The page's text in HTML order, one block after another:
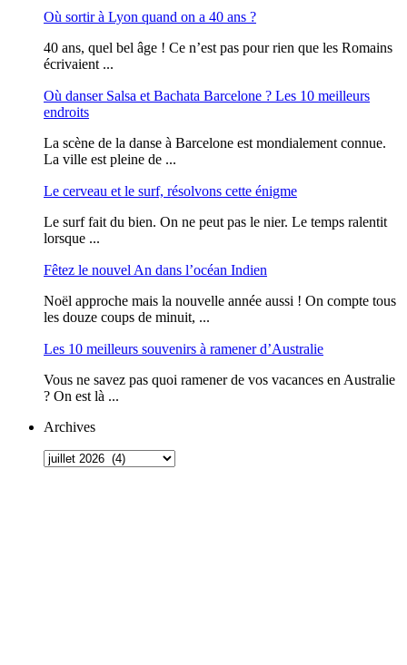
Où sortir à Lyon quand on a 40 ans ?
40 ans, quel bel âge ! Ce n’est pas pour rien que les Romains
écrivaient ...
Où danser Salsa et Bachata Barcelone ? Les 10 meilleurs
endroits
La scène de la danse à Barcelone est mondialement connue.
La ville est pleine de ...
Le cerveau et le surf, résolvons cette énigme
Le surf fait du bien. On ne peut pas le nier. Le temps ralentit
lorsque ...
Fêtez le nouvel An dans l’océan Indien
Noël approche mais la nouvelle année aussi ! On compte tous
les douze coups de minuit, ...
Les 10 meilleurs souvenirs à ramener d’Australie
Vous ne savez pas quoi ramener de vos vacances en Australie
? On est là ...
Archives